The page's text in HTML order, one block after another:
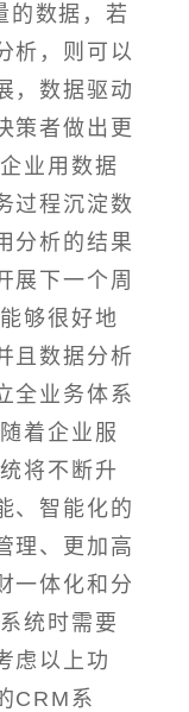
的数据，若
析，则可以
，数据驱动
策者做出更
业用数据
过程沉淀数
分析的结果
展下一个周
够很好地
且数据分析
全业务体系
着企业服
将不断升
、智能化的
理、更加高
一体化和分
统时需要
虑以上功
CRM系